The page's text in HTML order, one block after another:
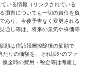
いる情報（リンクされている
損害についても一切の責任を負
あり、今後予告なく変更される
通し等は、将来の景気や株価等
額は信託報酬控除後の価額で
たりの価額を、それ以外のファ
金時の費用・税金等は考慮し